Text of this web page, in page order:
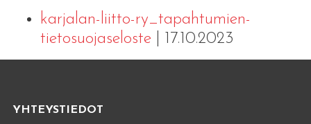
karjalan-liitto-ry_tapahtumien-
tietosuojaseloste| 17.10.2023
YHTEYSTIEDOT